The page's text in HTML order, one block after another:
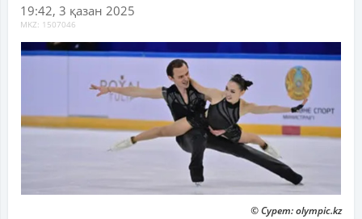
19:42, 3 қазан 2025
MKZ: 1507046
© Сурет: olympic.kz